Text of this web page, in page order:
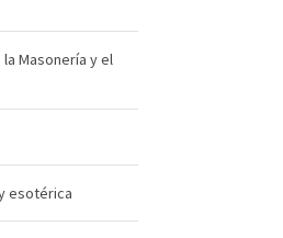
Masonería y el
esotérica